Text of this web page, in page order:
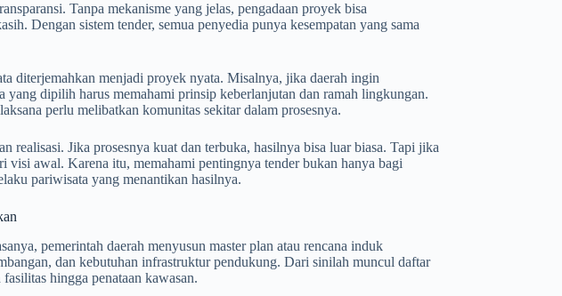
Tanpa mekanisme yang jelas, pengadaan proyek bisa
Dengan sistem tender, semua penyedia punya kesempatan yang sama
diterjemahkan menjadi proyek nyata. Misalnya, jika daerah ingin
yang dipilih harus memahami prinsip keberlanjutan dan ramah lingkungan.
perlu melibatkan komunitas sekitar dalam prosesnya.
realisasi. Jika prosesnya kuat dan terbuka, hasilnya bisa luar biasa. Tapi jika
visi awal. Karena itu, memahami pentingnya tender bukan hanya bagi
pariwisata yang menantikan hasilnya.
pemerintah daerah menyusun master plan atau rencana induk
dan kebutuhan infrastruktur pendukung. Dari sinilah muncul daftar
hingga penataan kawasan.